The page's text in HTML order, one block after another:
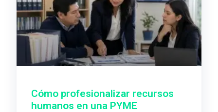
Cómo profesionalizar recursos
humanos en una PYME